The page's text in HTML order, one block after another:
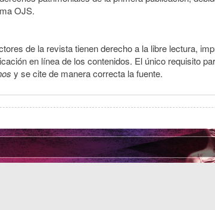
OJS.
de la revista tienen derecho a la libre lectura,
en línea de los contenidos. El único requisito
y se cite de manera correcta la fuente.